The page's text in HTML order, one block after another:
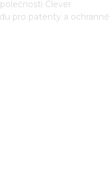
Clever
pro patenty a ochranné